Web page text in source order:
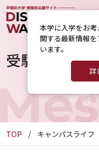
受験生のため
TOP キャンパスライフ
本学に入学をお
関する最新情報
います。
詳